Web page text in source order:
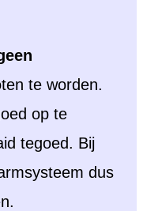
te worden.
op te
tegoed. Bij
dus